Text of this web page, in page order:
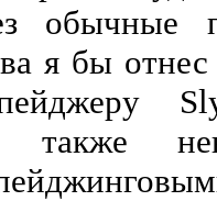
обычные
я бы
также